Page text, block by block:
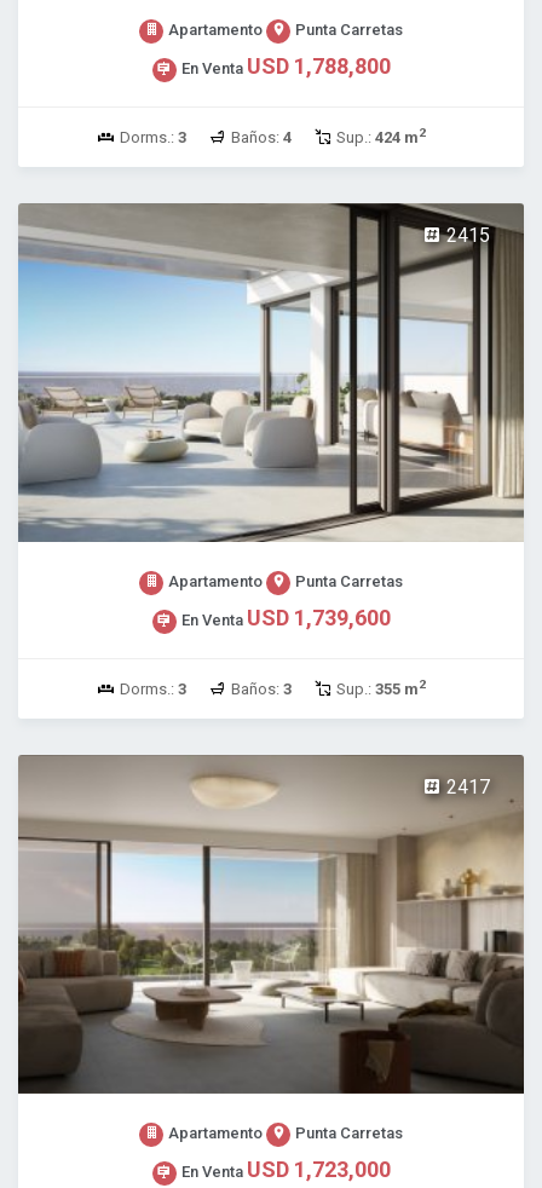
Apartamento Punta Carretas
En Venta USD 1,788,800
Dorms.: 3 Baños: 4 Sup.: 424 m2
2415
Apartamento Punta Carretas
En Venta USD 1,739,600
Dorms.: 3 Baños: 3 Sup.: 355 m2
2417
Apartamento Punta Carretas
En Venta USD 1,723,000